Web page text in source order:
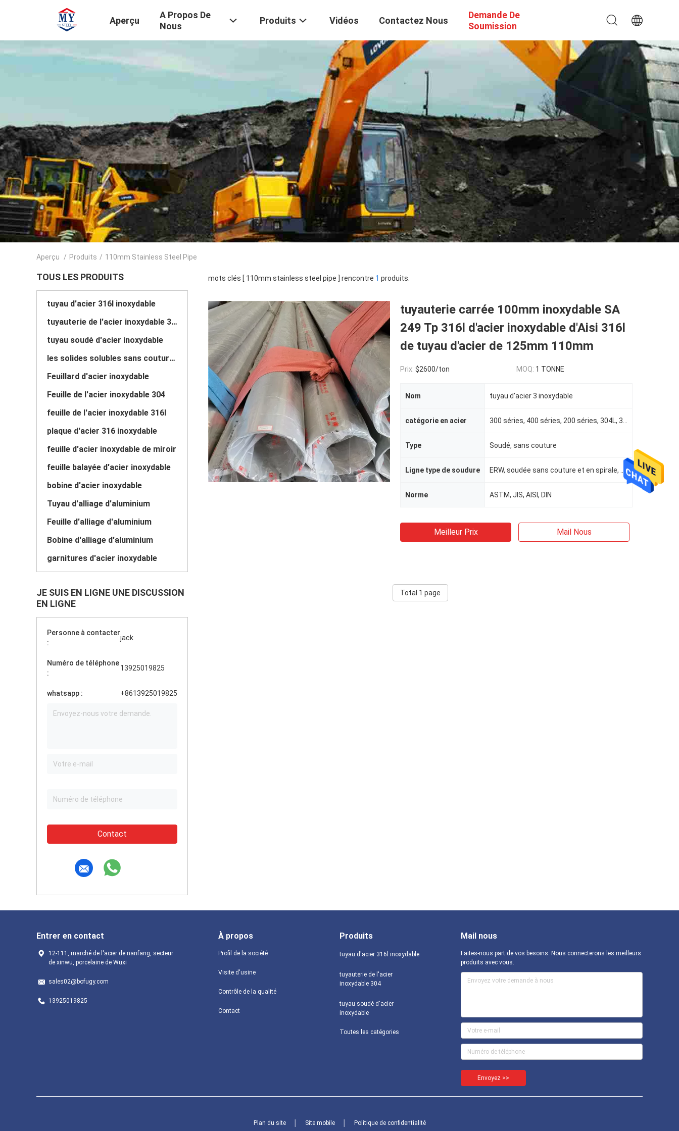
Aperçu
A Propos De
Nous
Produits Vidéos Contactez Nous
Demande De
Soumission
Aperçu / Produits / 110mm Stainless Steel Pipe
TOUS LES PRODUITS
tuyau d'acier 316l inoxydable
tuyauterie de l'acier inoxydable 304
tuyau soudé d'acier inoxydable
les solides solubles sans couture sifflent
Feuillard d'acier inoxydable
Feuille de l'acier inoxydable 304
feuille de l'acier inoxydable 316l
plaque d'acier 316 inoxydable
feuille d'acier inoxydable de miroir
feuille balayée d'acier inoxydable
bobine d'acier inoxydable
Tuyau d'alliage d'aluminium
Feuille d'alliage d'aluminium
Bobine d'alliage d'aluminium
garnitures d'acier inoxydable
JE SUIS EN LIGNE UNE DISCUSSION
EN LIGNE
Personne à contacter
:
jack
Numéro de téléphone
:
13925019825
whatsapp : +8613925019825
Contact
mots clés [ 110mm stainless steel pipe ] rencontre 1 produits.
tuyauterie carrée 100mm inoxydable SA
249 Tp 316l d'acier inoxydable d'Aisi 316l
de tuyau d'acier de 125mm 110mm
Prix: $2600/ton MOQ: 1 TONNE
Nom tuyau d'acier 3 inoxydable
catégorie en acier
Type Soudé, sans couture
Ligne type de soudure
Norme ASTM, JIS, AISI, DIN
Meilleur Prix Mail Nous
Total 1 page
Entrer en contact
12-111, marché de l'acier de nanfang, secteur
de xinwu, porcelaine de Wuxi
sales02@bofugy.com
13925019825
À propos
Profil de la société
Visite d'usine
Contrôle de la qualité
Contact
Produits
tuyau d'acier 316l inoxydable
tuyauterie de l'acier
inoxydable 304
tuyau soudé d'acier
inoxydable
Toutes les catégories
Mail nous
Faites-nous part de vos besoins. Nous connecterons les meilleurs
produits avec vous.
Envoyez >>
Plan du site Site mobile Politique de confidentialité